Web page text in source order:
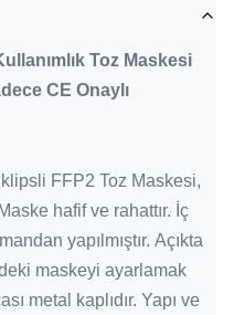
Toz Maskesi
CE Onaylı
FFP2 Toz Maskesi,
Maske hafif ve rahattır. İç
yapılmıştır. Açıkta
maskeyi ayarlamak
metal kaplıdır. Yapı ve